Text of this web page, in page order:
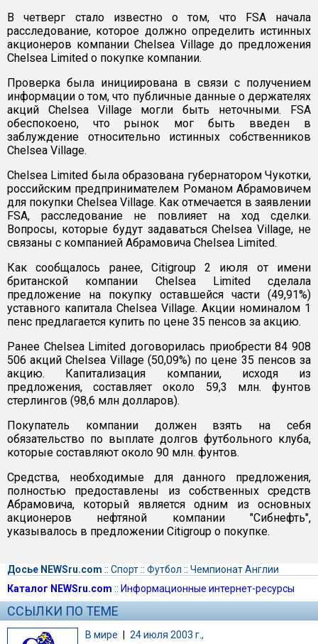
В четверг стало известно о том, что FSA начала
расследование, которое должно определить истинных
акционеров компании Chelsea Village до предложения
Chelsea Limited о покупке компании.
Проверка была инициирована в связи с получением
информации о том, что публичные данные о держателях
акций Chelsea Village могли быть неточными. FSA
обеспокоено, что рынок мог быть введен в
заблуждение относительно истинных собственников
Chelsea Village.
Chelsea Limited была образована губернатором Чукотки,
российским предпринимателем Романом Абрамовичем
для покупки Chelsea Village. Как отмечается в заявлении
FSA, расследование не повлияет на ход сделки.
Вопросы, которые будут задаваться Chelsea Village, не
связаны с компанией Абрамовича Chelsea Limited.
Как сообщалось ранее, Citigroup 2 июля от имени
британской компании Chelsea Limited сделала
предложение на покупку оставшейся части (49,91%)
уставного капитала Chelsea Village. Акции номиналом 1
пенс предлагается купить по цене 35 пенсов за акцию.
Ранее Chelsea Limited договорилась приобрести 84 908
506 акций Chelsea Village (50,09%) по цене 35 пенсов за
акцию. Капитализация компании, исходя из
предложения, составляет около 59,3 млн. фунтов
стерлингов (98,6 млн долларов).
Покупатель компании должен взять на себя
обязательство по выплате долгов футбольного клуба,
которые составляют около 90 млн. фунтов.
Средства, необходимые для данного предложения,
полностью предоставлены из собственных средств
Абрамовича, который является одним из основных
акционеров нефтяной компании "Сибнефть",
указывалось в предложении Citigroup о покупке.
Досье NEWSru.com :: Спорт:: Футбол :: Чемпионат Англии
Каталог NEWSru.com :: Информационные интернет-ресурсы
ССЫЛКИ ПО ТЕМЕ
В мире | 24 июля 2003 г.,